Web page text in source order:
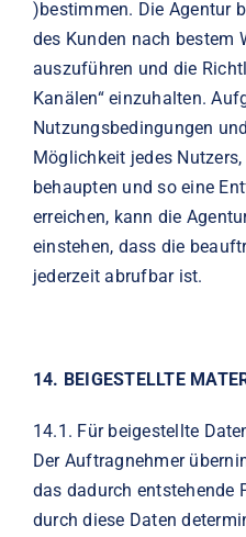
)bestimmen. Die Agentur
des Kunden nach bestem
auszuführen und die
Kanälen“ einzuhalten.
Nutzungsbedingungen
Möglichkeit jedes
behaupten und so eine
erreichen, kann die
einstehen, dass die
jederzeit abrufbar ist.
14. BEIGESTELLTE
14.1. Für beigestellte
Der Auftragnehmer
das dadurch entstehende
durch diese Daten